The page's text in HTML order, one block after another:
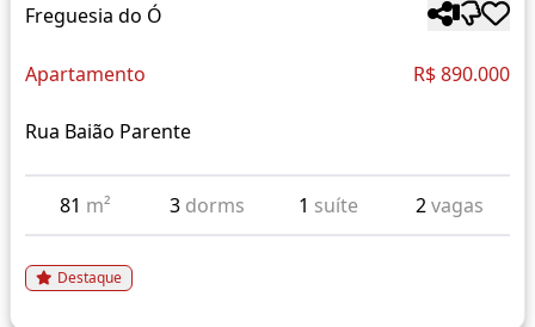
Freguesia do Ó
Apartamento R$ 890.000
Rua Baião Parente
81 m² 3 dorms 1 suíte 2vagas
Destaque